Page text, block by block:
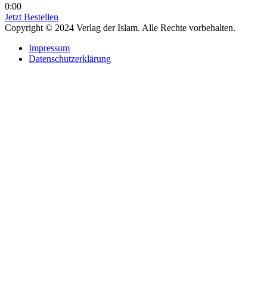
0:00
Jetzt Bestellen
Copyright © 2024 Verlag der Islam. Alle Rechte vorbehalten.
Impressum
Datenschutzerklärung